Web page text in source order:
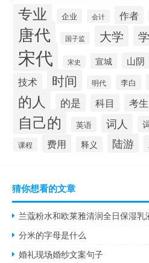
专业 企业 会计 作者
唐代 国子监 大学
宋代 宋史 宣城 山阴
技术 时间 明代 李白
的人 的是 科目 考生
自己的 英语 词人
课程 费用 释义 陆游
猜你想看的文章
分米的字母是什么
婚礼现场婚纱文案句子